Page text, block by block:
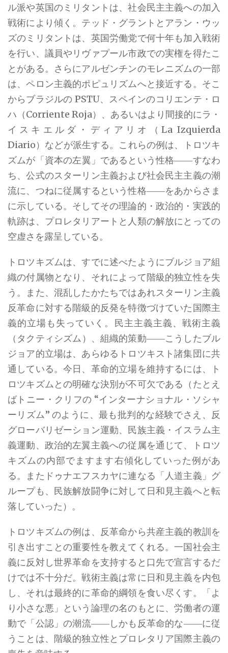
ル派や英国のミリタントは、社会民主主義への加入
戦術により傾く。テッド・グラントとアラン・ウッ
ズのミリタントは、英国労働党で何十年も加入戦術
を行い、議員やリヴァプール市政での実権を得たこ
とがある。さらにアルゼンチンのモレニズムの一部
は、ペロン主義的ポピュリズムへと接近する。そこ
からブラジルの PSTU、スペインのコリエンテ・ロ
ハ（Corriente Roja）、あるいはより間接的にラ・
イスキエルダ・ディアリオ（La Izquierda
Diario）などが派生する。これらの例は、トロツキ
ズムが「資本の左翼」であるという性格――すなわ
ち、公式のスターリン主義および社会民主主義の潮
流に、つねに従属するという性格――をあからさま
に示している。そしてその理論的・政治的・実践的
軌跡は、プロレタリアートと人類の解放にとっての
空虚さを露呈している。
トロツキズムは、すでに述べたようにブルジョア組
織の付属物となり、それによって階級的独立性を失
う。また、混乱したかたちではあれスターリン主義
反革命に対する階級的反発を特徴づけていた国際主
義的立場も失っていく。民主主義主義、戦術主義
（タクティシズム）、組織的策動――こうしたブル
ジョア的立場は、あらゆるトロツキスト諸集団に共
通している。今日、革命的立場を維持するには、ト
ロツキズムとの明確な決別が不可欠である（たとえ
ばトニー・クリフの “インターナショナル・ソシャ
ーリズム” のように、最も批判的な経験でさえ、反
グローバリゼーション運動、民族主義・イスラム主
義運動、政治的左翼主義への従属を通じて、トロツ
キズムの内部でますます右傾化していった例があ
る。またドゥナエフスカヤに連なる「人道主義」グ
ループも、民族解放闘争に対して日和見主義へと転
落していった）。
トロツキズムの例は、反革命から共産主義的教訓を
引き出すことの重要性を教えてくれる。一国社会主
義に反対し世界革命を支持すると口先で宣言するだ
けでは不十分だ。戦術主義は常に日和見主義を内包
し、それは最終的に革命的綱領を食い尽くす。「よ
り小さな悪」という論理の名のもとに、労働者の運
動で「公認」の潮流――しかも反革命的な――に従
うことは、階級的独立性とプロレタリア国際主義の